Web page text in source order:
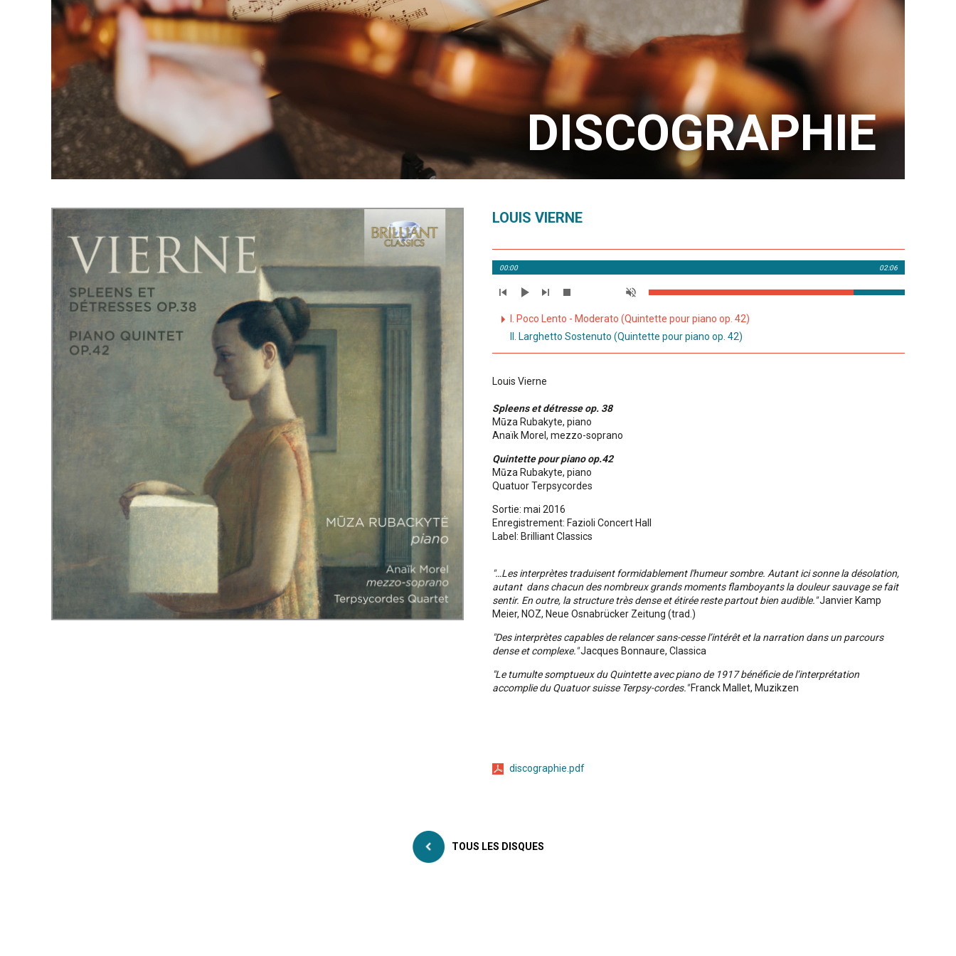
DISCOGRAPHIE
LOUIS VIERNE
00:00 02:06
I. Poco Lento - Moderato (Quintette pour piano op. 42)
II. Larghetto Sostenuto (Quintette pour piano op. 42)
Louis Vierne
Spleens et détresse op. 38
Mūza Rubakyte, piano
Anaïk Morel, mezzo-soprano
Quintette pour piano op.42
Mūza Rubakyte, piano
Quatuor Terpsycordes
Sortie: mai 2016
Enregistrement: Fazioli Concert Hall
Label: Brilliant Classics
"…Les interprètes traduisent formidablement l'humeur sombre. Autant ici sonne la désolation,
autant dans chacun des nombreux grands moments flamboyants la douleur sauvage se fait
sentir. En outre, la structure très dense et étirée reste partout bien audible."Janvier Kamp
Meier, NOZ, Neue Osnabrücker Zeitung (trad.)
"Des interprètes capables de relancer sans-cesse l’intérêt et la narration dans un parcours
dense et complexe."Jacques Bonnaure, Classica
"Le tumulte somptueux du Quintette avec piano de 1917 bénéficie de l’interprétation
accomplie du Quatuor suisse Terpsy-cordes."Franck Mallet, Muzikzen
discographie.pdf
TOUS LES DISQUES